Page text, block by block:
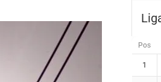
Pos
1